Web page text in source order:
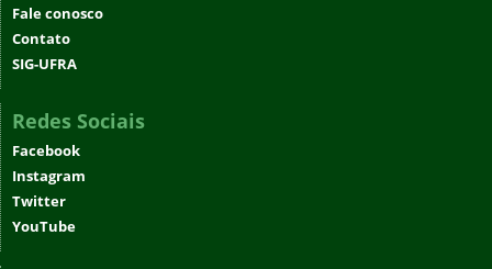
Fale conosco
Contato
SIG-UFRA
Redes Sociais
Facebook
Instagram
Twitter
YouTube